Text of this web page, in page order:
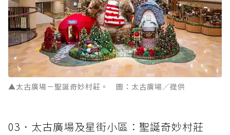
▲太古廣場－聖誕奇妙村莊。 圖：太古廣場／提供
03．太古廣場及星街小區：聖誕奇妙村莊